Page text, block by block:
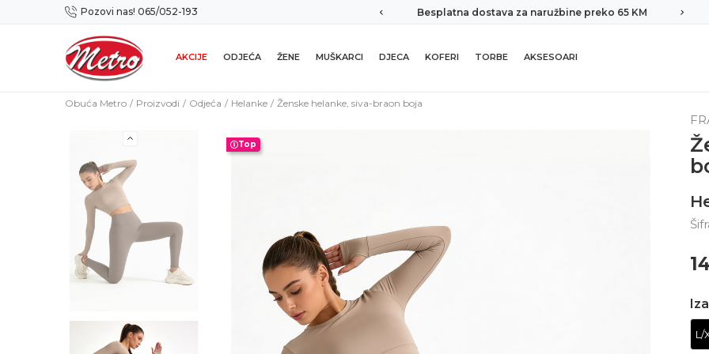
Pozovi nas! 065/052-193
Preuzmi NOVU Metro mobilnu aplikaciju! Besplatna dostava za naružbine preko 65 KM
AKCIJE ODJEĆA ŽENE MUŠKARCI DJECA KOFERI TORBE AKSESOARI
Obuća Metro Proizvodi Odjeća Helanke Ženske helanke, siva-braon boja
Top
L/